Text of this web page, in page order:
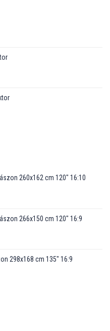
260x162 cm 120" 16:10
Ft.
266x150 cm 120" 16:9
Ft.
298x168 cm 135" 16:9
Ft.